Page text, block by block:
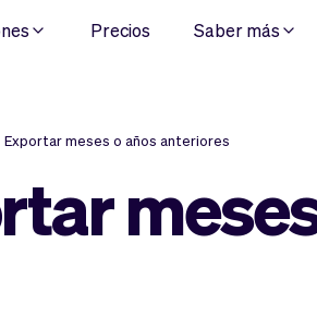
Precios Saber más
Exportar meses o años anteriores